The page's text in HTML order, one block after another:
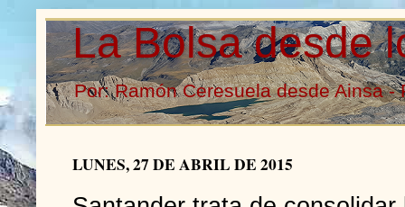
La Bolsa desde
Por: Ramón Ceresuela desde Ainsa -
LUNES, 27 DE ABRIL DE 2015